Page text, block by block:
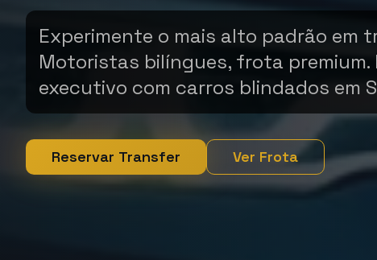
Experimente o mais alto padrão em
Motoristas bilíngues, frota
executivo com carros blindados em
Reservar Transfer Ver Frota